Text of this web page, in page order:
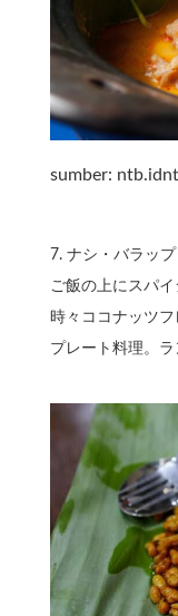
sumber:
7.⁠ ⁠ナシ・バラッ
ご飯の上にスパイ
時々ココナッツ
プレート料理。ラ